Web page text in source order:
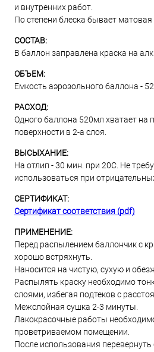
и внутренних работ.
По степени блеска бывает матовая
СОСТАВ:
В баллон заправлена краска на
ОБЪЕМ:
Емкость аэрозольного баллона -
РАСХОД:
Одного баллона 520мл хватает на
поверхности в 2-а слоя.
ВЫСЫХАНИЕ:
На отлип - 30 мин. при 20С. Не
использоваться при
СЕРТИФИКАТ:
Сертификат соответствия (pdf)
ПРИМЕНЕНИЕ:
Перед распылением баллончик с
хорошо встряхнуть.
Наносится на чистую, сухую и
Распылять краску необходимо
слоями, избегая подтеков с
Межслойная сушка 2-3 минуты.
Лакокрасочные работы
проветриваемом помещении.
После использования